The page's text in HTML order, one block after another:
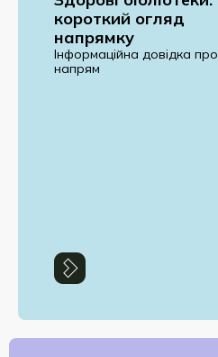
короткий огляд
напрямку
Інформаційна довідка про
напрям